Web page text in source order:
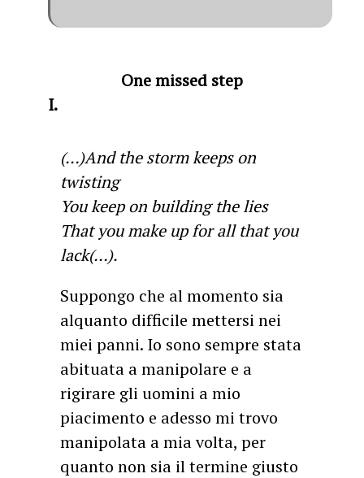
One missed step
I.
(…)And the storm keeps on
twisting
You keep on building the lies
That you make up for all that you
lack(…).
Suppongo che al momento sia
alquanto difficile mettersi nei
miei panni. Io sono sempre stata
abituata a manipolare e a
rigirare gli uomini a mio
piacimento e adesso mi trovo
manipolata a mia volta, per
quanto non sia il termine giusto